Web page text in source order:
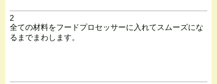
2
全ての材料をフードプロセッサーに入れてスムーズにな
るまでまわします。